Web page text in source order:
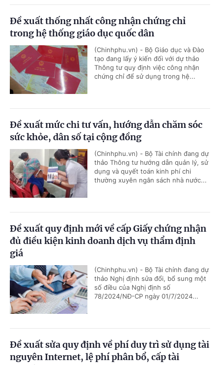
Đề xuất thống nhất công nhận chứng chỉ
trong hệ thống giáo dục quốc dân
(Chinhphu.vn) - Bộ Giáo dục và Đào
tạo đang lấy ý kiến đối với dự thảo
Thông tư quy định việc công nhận
chứng chỉ để sử dụng trong hệ...
Đề xuất mức chi tư vấn, hướng dẫn chăm sóc
sức khỏe, dân số tại cộng đồng
(Chinhphu.vn) - Bộ Tài chính đang dự
thảo Thông tư hướng dẫn quản lý, sử
dụng và quyết toán kinh phí chi
thường xuyên ngân sách nhà nước...
Đề xuất quy định mới về cấp Giấy chứng nhận
đủ điều kiện kinh doanh dịch vụ thẩm định
giá
(Chinhphu.vn) - Bộ Tài chính đang dự
thảo Nghị định sửa đổi, bổ sung một
số điều của Nghị định số
78/2024/NĐ-CP ngày 01/7/2024...
Đề xuất sửa quy định về phí duy trì sử dụng tài
nguyên Internet, lệ phí phân bổ, cấp tài